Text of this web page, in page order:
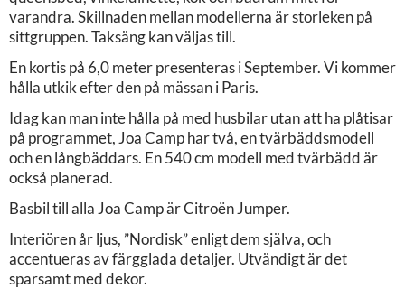
varandra. Skillnaden mellan modellerna är storleken på
sittgruppen. Taksäng kan väljas till.
En kortis på 6,0 meter presenteras i September. Vi kommer
hålla utkik efter den på mässan i Paris.
Idag kan man inte hålla på med husbilar utan att ha plåtisar
på programmet, Joa Camp har två, en tvärbäddsmodell
och en långbäddars. En 540 cm modell med tvärbädd är
också planerad.
Basbil till alla Joa Camp är Citroën Jumper.
Interiören år ljus, ”Nordisk” enligt dem själva, och
accentueras av färgglada detaljer. Utvändigt är det
sparsamt med dekor.